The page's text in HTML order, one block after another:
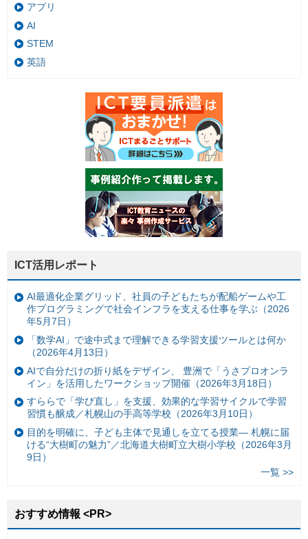
アプリ
AI
STEM
英語
ICT活用レポート
AI最適化企業グリッド、社員の子どもたちが配船ゲームや工
作プログラミングで社会インフラを支える仕事を学ぶ（2026
年5月7日）
「数学AI」で途中式まで理解できる学習支援ツールとは何か
（2026年4月13日）
AIで自分だけの折り紙をデザイン、 豊洲で「うさプロオンラ
イン」を活用したワークショップ開催（2026年3月18日）
すららで「学び直し」を支援、効果的な学習サイクルで学習
習慣も醸成／札幌山の手高等学校（2026年3月10日）
目的を明確に、子ども主体で見通しを立てる授業— 札幌に届
ける“大樹町の魅力”／北海道大樹町立大樹小学校（2026年3月
9日）
一覧 >>
おすすめ情報 <PR>